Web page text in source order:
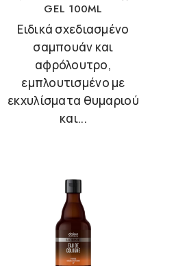
GEL 100ML
Ειδικά σχεδιασμένο
σαμπουάν και
αφρόλουτρο,
εμπλουτισμένο με
εκχυλίσματα θυμαριού
και...